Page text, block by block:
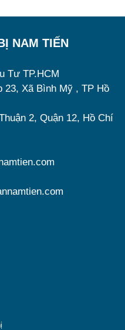
mã trên thị trường,
chọn nồi hâm buffet
tìm hiểu những tiêu
được mẫu
bền đẹp và tối ưu chi
NAM TIẾN
Tư TP.HCM
23, Xã Bình Mỹ , TP Hồ
2, Quận 12, Hồ Chí